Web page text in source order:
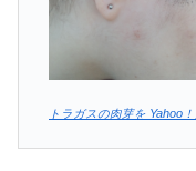
トラガスの肉芽を Yahoo